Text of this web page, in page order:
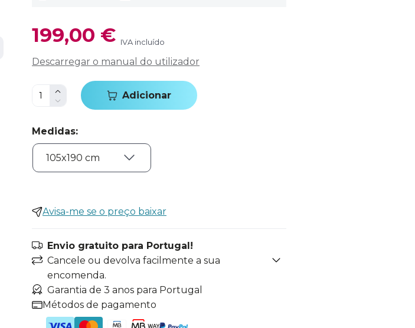
199,00 € IVA incluído
Descarregar o manual do utilizador
Adicionar
Medidas:
Avisa-me se o preço baixar
Envio gratuito para Portugal!
Cancele ou devolva facilmente a sua
encomenda.
Garantia de 3 anos para Portugal
Métodos de pagamento